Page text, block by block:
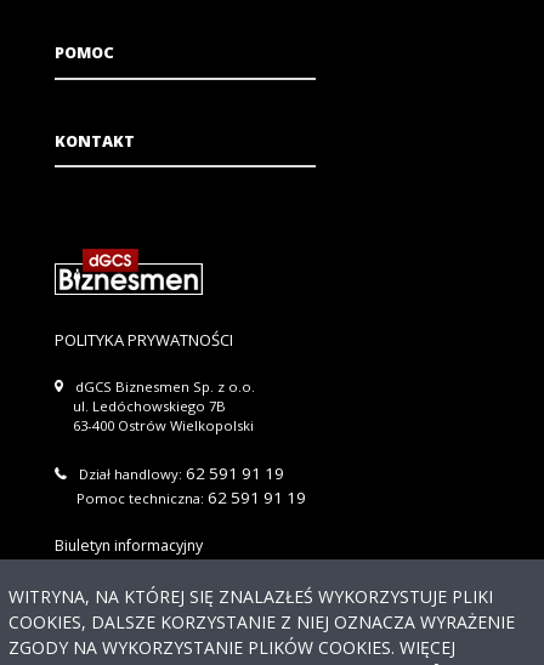
Potrzebujesz
POMOC
KONTAKT
POLITYKA PRYWATNOŚCI
dGCS Biznesmen Sp. z o.o.
ul. Ledóchowskiego 7B
63-400 Ostrów Wielkopolski
Dział handlowy: 62 591 91 19
Pomoc techniczna:62 591 91 19
Biuletyn informacyjny
Wyślij
Akceptuję warunkiRegulaminu newslettera
WITRYNA, NA KTÓREJ SIĘ ZNALAZŁEŚ WYKORZYSTUJE PLIKI
COOKIES, DALSZE KORZYSTANIE Z NIEJ OZNACZA WYRAŻENIE
ZGODY NA WYKORZYSTANIE PLIKÓW COOKIES. WIĘCEJ